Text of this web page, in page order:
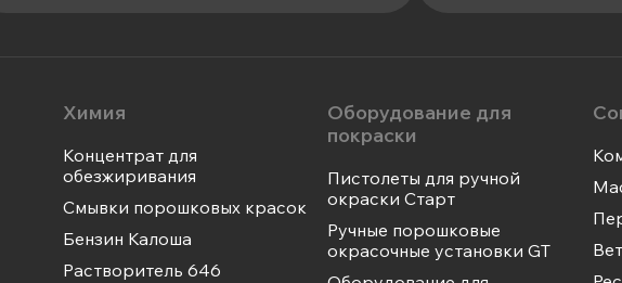
Химия
Концентрат для
обезжиривания
Смывки порошковых красок
Бензин Калоша
Растворитель 646
Оборудование для
покраски
Пистолеты для ручной
окраски Старт
Ручные порошковые
окрасочные установки GT